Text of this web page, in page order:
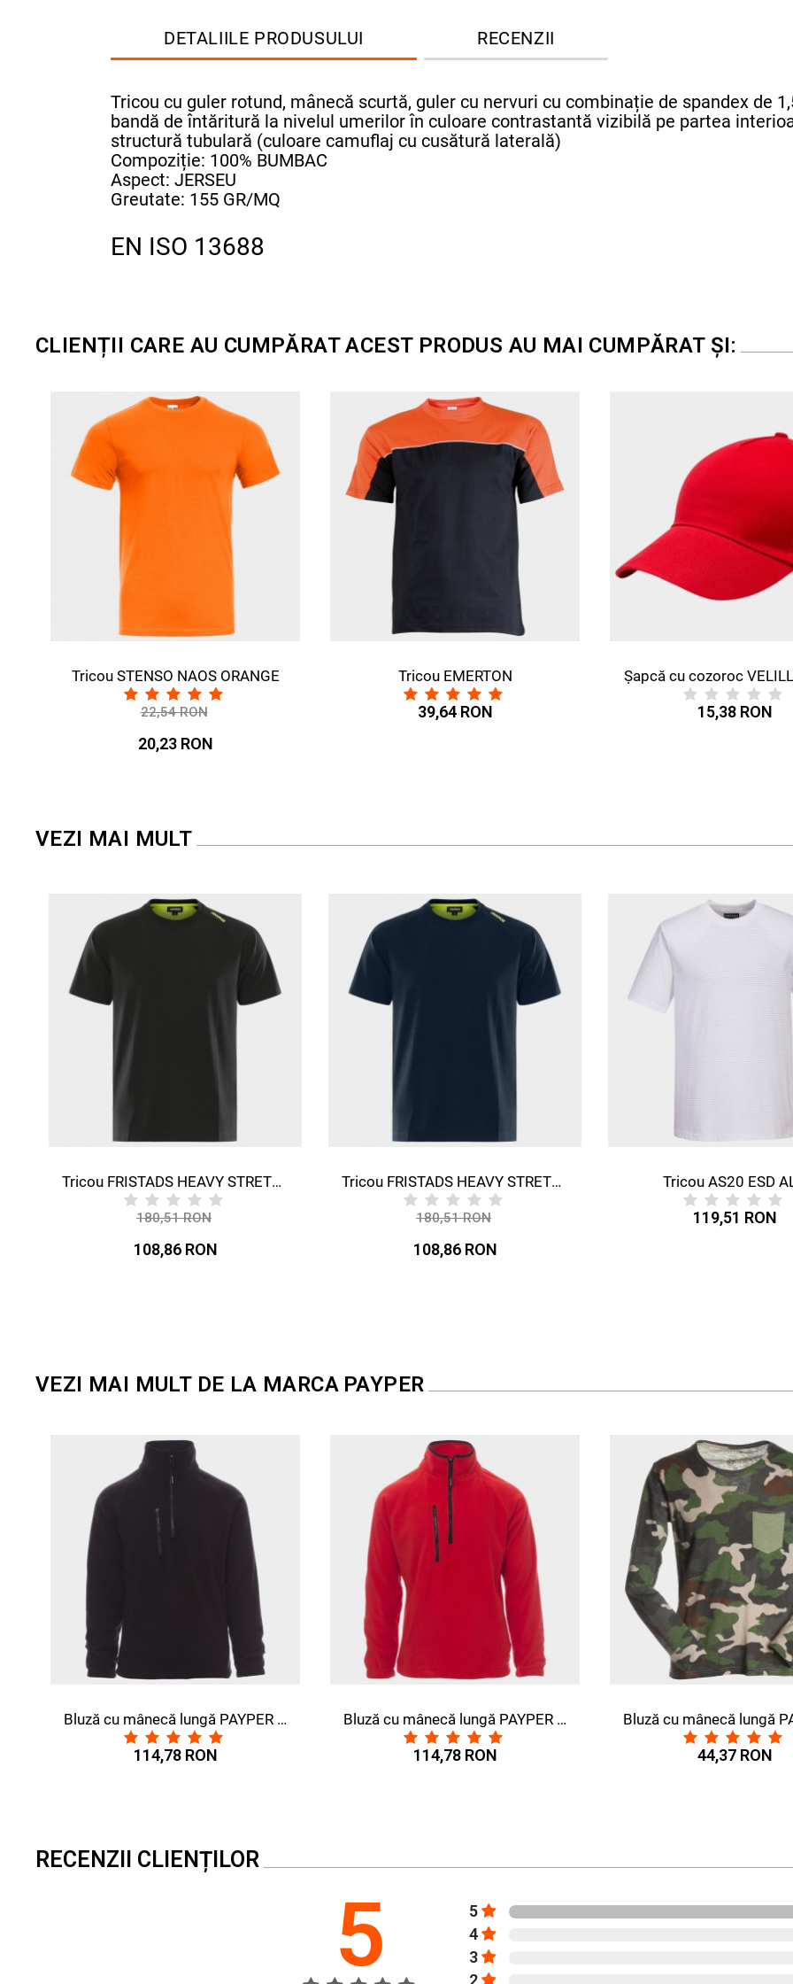
DETALIILE PRODUSULUI RECENZII
Tricou cu guler rotund, mânecă scurtă, guler cu nervuri cu combinație de spandex de
bandă de întăritură la nivelul umerilor în culoare contrastantă vizibilă pe partea
structură tubulară (culoare camuflaj cu cusătură laterală)
Compoziție: 100% BUMBAC
Aspect: JERSEU
Greutate: 155 GR/MQ
EN ISO 13688
CLIENȚII CARE AU CUMPĂRAT ACEST PRODUS AU MAI CUMPĂRAT ȘI:
Tricou STENSO NAOS ORANGE
22,54 RON
20,23 RON
Tricou EMERTON
39,64 RON
Șapcă cu cozoroc VELILLA
15,38 RON
VEZI MAI MULT
Tricou FRISTADS HEAVY STRETCH NEGRU
180,51 RON
108,86 RON
Tricou FRISTADS HEAVY STRETCH ALBASTRU ÎNCHIS
180,51 RON
108,86 RON
Tricou AS20 ESD
119,51 RON
VEZI MAI MULT DE LA MARCA PAYPER
Bluză cu mânecă lungă PAYPER DOLOMITI+ NEGRU
114,78 RON
Bluză cu mânecă lungă PAYPER DOLOMITI+ ROȘU
114,78 RON
Bluză cu mânecă lungă PAYPER LIVING CAMUFLAJ
RECENZII CLIENȚILOR
5
5
4
3
2